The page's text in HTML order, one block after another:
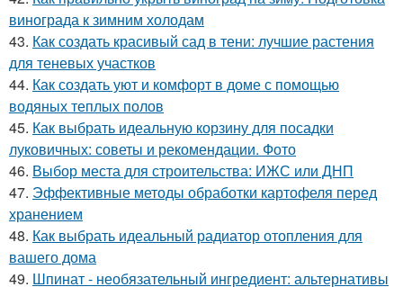
винограда к зимним холодам
43. Как создать красивый сад в тени: лучшие растения
для теневых участков
44. Как создать уют и комфорт в доме с помощью
водяных теплых полов
45. Как выбрать идеальную корзину для посадки
луковичных: советы и рекомендации. Фото
46. Выбор места для строительства: ИЖС или ДНП
47. Эффективные методы обработки картофеля перед
хранением
48. Как выбрать идеальный радиатор отопления для
вашего дома
49. Шпинат - необязательный ингредиент: альтернативы